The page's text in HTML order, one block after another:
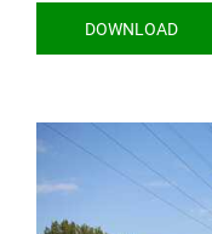
DOWNLOAD